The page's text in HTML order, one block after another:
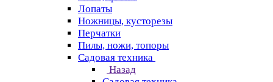
Лопаты
Ножницы, кусторезы
Перчатки
Пилы, ножи, топоры
Садовая техника
Назад